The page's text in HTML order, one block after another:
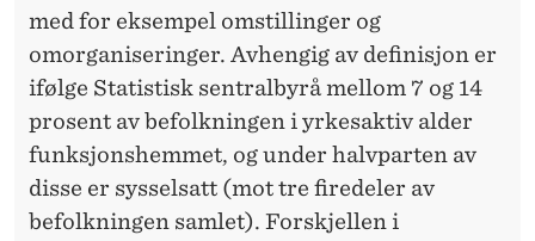
med for eksempel omstillinger og
omorganiseringer. Avhengig av definisjon er
ifølge Statistisk sentralbyrå mellom 7 og 14
prosent av befolkningen i yrkesaktiv alder
funksjonshemmet, og under halvparten av
disse er sysselsatt (mot tre firedeler av
befolkningen samlet). Forskjellen i